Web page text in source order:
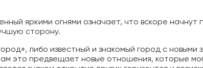
яркими огнями означает, что вскоре
сторону.
либо известный и знакомый город с
это предвещает новые отношения, которые